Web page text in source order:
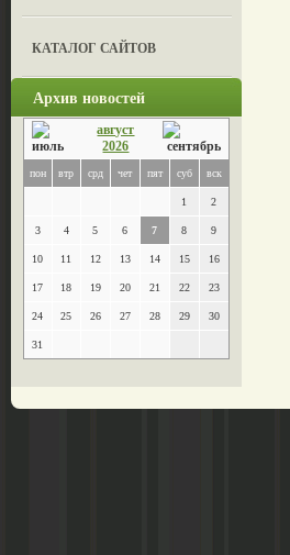
КАТАЛОГ САЙТОВ
Архив новостей
август
2026
пон втр срд чет пят суб вск
1 2
3 4 5 6 7 8 9
10 11 12 13 14 15 16
17 18 19 20 21 22 23
24 25 26 27 28 29 30
31